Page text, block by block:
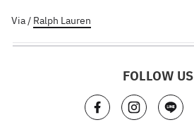
Via / Ralph Lauren
FOLLOW US